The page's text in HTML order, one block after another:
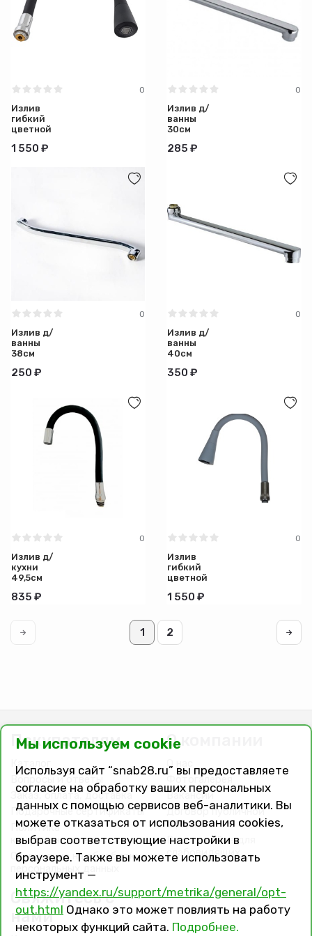
0
Излив
гибкий
цветной
2- режим
1 550 ₽
0
Излив д/
ванны
30см
аэр.
285 ₽
0
Излив д/
ванны
38см
S-обр,
250 ₽
0
Излив д/
ванны
40см
L-обр.
350 ₽
0
Излив д/
кухни
49,5см
Чёрный 1
835 ₽
0
Излив
гибкий
цветной
2- режим
СЕРЫЙ
№6
(Русант)
1 550 ₽
1 2
Покупателям
Каталог
Вопросы и ответы
Заказ, оплата, доставка
Подарочные сертификаты
Политика
конфиденциальности
Соглашение на обработку
О компании
О нас
Фотогалерея
Вакансии
Договор публичной
оферты
Версия сайта для
слабовидящих
Свяжитесь с
нами
Мы используем cookie
Используя сайт “snab28.ru” вы предоставляете
согласие на обработку ваших персональных
данных с помощью сервисов веб-аналитики. Вы
можете отказаться от использования cookies,
выбрав соответствующие настройки в
браузере. Также вы можете использовать
инструмент —
https://yandex.ru/support/metrika/general/opt-
out.html Однако это может повлиять на работу
некоторых функций сайта. Подробнее.